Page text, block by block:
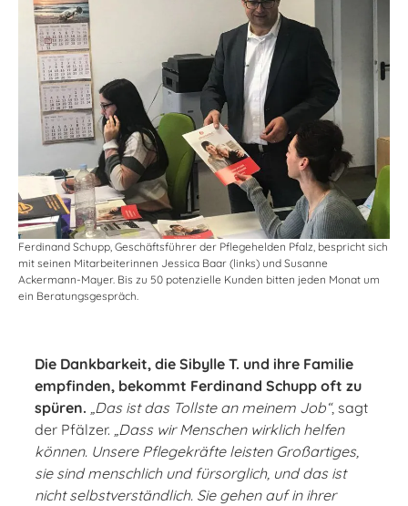
Ferdinand Schupp, Geschäftsführer der Pflegehelden Pfalz, bespricht sich
mit seinen Mitarbeiterinnen Jessica Baar (links) und Susanne
Ackermann-Mayer. Bis zu 50 potenzielle Kunden bitten jeden Monat um
ein Beratungsgespräch.
Die Dankbarkeit, die Sibylle T. und ihre Familie
empfinden, bekommt Ferdinand Schupp oft zu
spüren. „Das ist das Tollste an meinem Job“, sagt
der Pfälzer. „Dass wir Menschen wirklich helfen
können. Unsere Pflegekräfte leisten Großartiges,
sie sind menschlich und fürsorglich, und das ist
nicht selbstverständlich. Sie gehen auf in ihrer